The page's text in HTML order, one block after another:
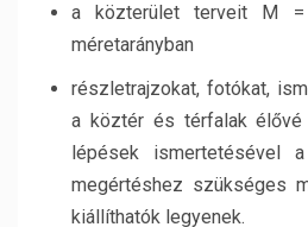
a közterület terveit M
méretarányban
részletrajzokat, fotókat,
a köztér és térfalak
lépések ismertetésével
megértéshez szükséges
kiállíthatók legyenek.